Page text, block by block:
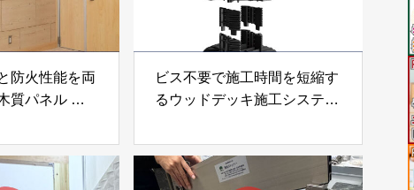
防火性能を両
質パネル
合同会社サ
ビス不要で施工時間を短縮す
るウッドデッキ施工システム
JAPAN